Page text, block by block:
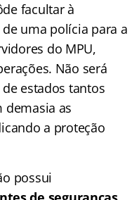
facultar à
uma polícia para a
do MPU,
Não será
estados tantos
demasia as
a proteção
possui